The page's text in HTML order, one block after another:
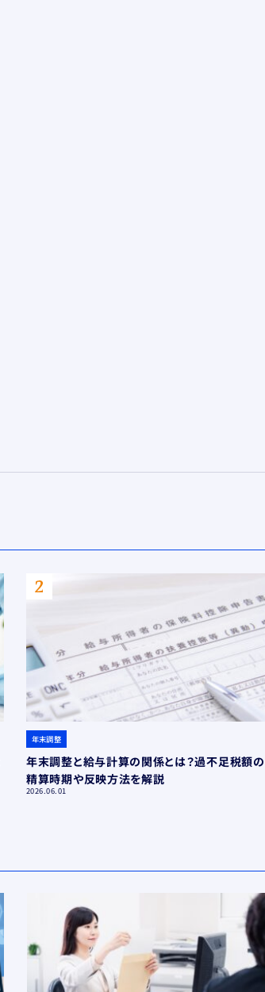
年末調整
年末調整と給与計算の関係とは？過不足税額の
精算時期や反映方法を解説
2026.06.01